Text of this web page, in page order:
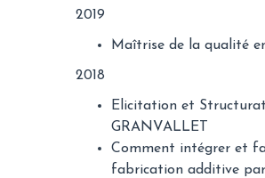
2019​​​​​​​
Maîtrise de la qualité
​​​​​​​2018
Elicitation et
GRANVALLET
Comment intégrer et
fabrication additive par